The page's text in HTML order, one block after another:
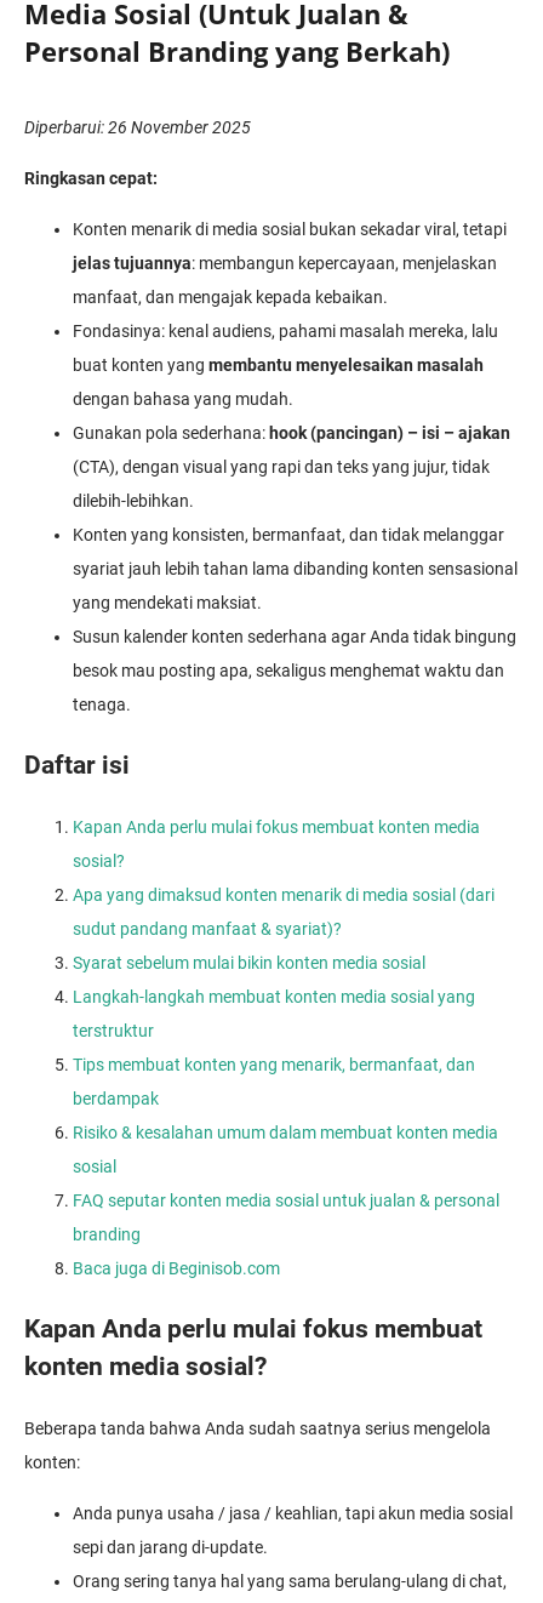
Media Sosial (Untuk Jualan &
Personal Branding yang Berkah)
Diperbarui: 26 November 2025
Ringkasan cepat:
Konten menarik di media sosial bukan sekadar viral, tetapi
jelas tujuannya: membangun kepercayaan, menjelaskan
manfaat, dan mengajak kepada kebaikan.
Fondasinya: kenal audiens, pahami masalah mereka, lalu
buat konten yang membantu menyelesaikan masalah
dengan bahasa yang mudah.
Gunakan pola sederhana: hook (pancingan) – isi – ajakan
(CTA), dengan visual yang rapi dan teks yang jujur, tidak
dilebih-lebihkan.
Konten yang konsisten, bermanfaat, dan tidak melanggar
syariat jauh lebih tahan lama dibanding konten sensasional
yang mendekati maksiat.
Susun kalender konten sederhana agar Anda tidak bingung
besok mau posting apa, sekaligus menghemat waktu dan
tenaga.
Daftar isi
Kapan Anda perlu mulai fokus membuat konten media
sosial?
Apa yang dimaksud konten menarik di media sosial (dari
sudut pandang manfaat & syariat)?
Syarat sebelum mulai bikin konten media sosial
Langkah-langkah membuat konten media sosial yang
terstruktur
Tips membuat konten yang menarik, bermanfaat, dan
berdampak
Risiko & kesalahan umum dalam membuat konten media
sosial
FAQ seputar konten media sosial untuk jualan & personal
branding
Baca juga di Beginisob.com
Kapan Anda perlu mulai fokus membuat
konten media sosial?
Beberapa tanda bahwa Anda sudah saatnya serius mengelola
konten:
Anda punya usaha / jasa / keahlian, tapi akun media sosial
sepi dan jarang di-update.
Orang sering tanya hal yang sama berulang-ulang di chat,